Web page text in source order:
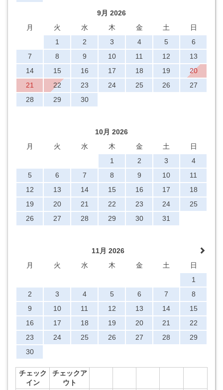
9月 2026
月
火 水 木 金 土
日
1
2 3 4 5
6
7
8 9 10 11 12
13
14
15 16 17 18 19
20
21
22 23 24 25 26
27
28
29 30
10月 2026
月
火 水 木 金 土
日
1
2 3
4
5
6 7 8 9 10
11
12
13 14 15 16 17
18
19
20 21 22 23 24
25
26
27 28 29 30 31
11月 2026
月
火 水 木 金 土
日
1
2
3 4 5 6 7
8
9
10 11 12 13 14
15
16
17 18 19 20 21
22
23
24 25 26 27 28
29
30
チェック
イン
チェックア
ウト